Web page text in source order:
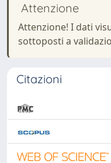
Attenzione
Attenzione! I dati
sottoposti a
Citazioni